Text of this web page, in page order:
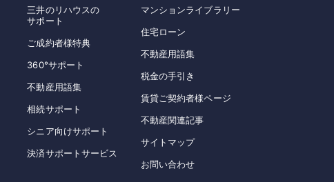
三井のリハウスの
サポート
ご成約者様特典
360°サポート
不動産用語集
相続サポート
シニア向けサポート
決済サポートサービス
マンションライブラリー
住宅ローン
不動産用語集
税金の手引き
賃貸ご契約者様ページ
不動産関連記事
サイトマップ
お問い合わせ